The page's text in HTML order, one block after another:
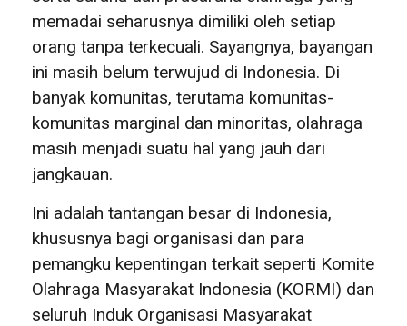
memadai seharusnya dimiliki oleh setiap
orang tanpa terkecuali. Sayangnya, bayangan
ini masih belum terwujud di Indonesia. Di
banyak komunitas, terutama komunitas-
komunitas marginal dan minoritas, olahraga
masih menjadi suatu hal yang jauh dari
jangkauan.
Ini adalah tantangan besar di Indonesia,
khususnya bagi organisasi dan para
pemangku kepentingan terkait seperti Komite
Olahraga Masyarakat Indonesia (KORMI) dan
seluruh Induk Organisasi Masyarakat